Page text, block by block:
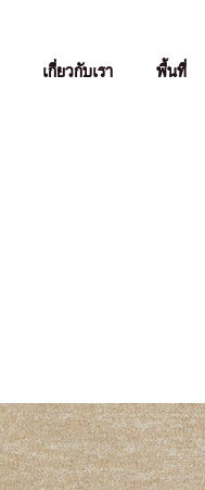
เกี่ยวกับเรา พื้นที่